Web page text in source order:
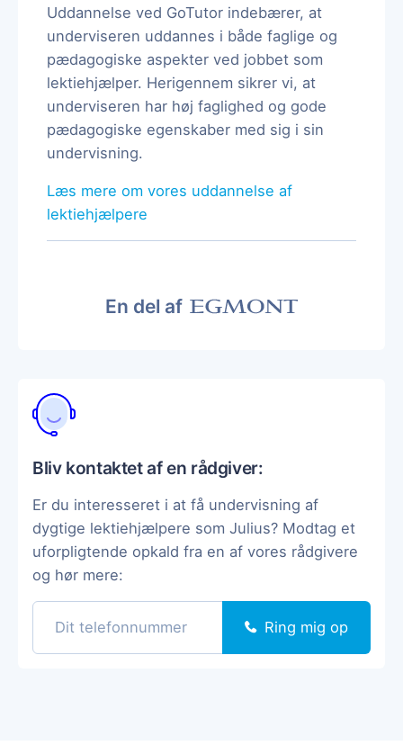
Uddannelse ved GoTutor indebærer, at
underviseren uddannes i både faglige og
pædagogiske aspekter ved jobbet som
lektiehjælper. Herigennem sikrer vi, at
underviseren har høj faglighed og gode
pædagogiske egenskaber med sig i sin
undervisning.
Læs mere om vores uddannelse af
lektiehjælpere
En del af
Bliv kontaktet af en rådgiver:
Er du interesseret i at få undervisning af
dygtige lektiehjælpere som Julius? Modtag et
uforpligtende opkald fra en af vores rådgivere
og hør mere:
Ring mig op